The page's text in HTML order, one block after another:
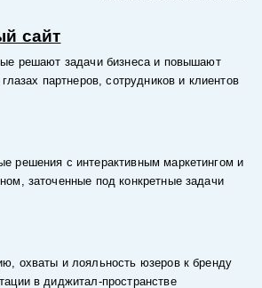
сайт
решают задачи бизнеса и повышают
партнеров, сотрудников и клиентов
решения с интерактивным маркетингом и
заточенные под конкретные задачи
охваты и лояльность юзеров к бренду
в диджитал-пространстве